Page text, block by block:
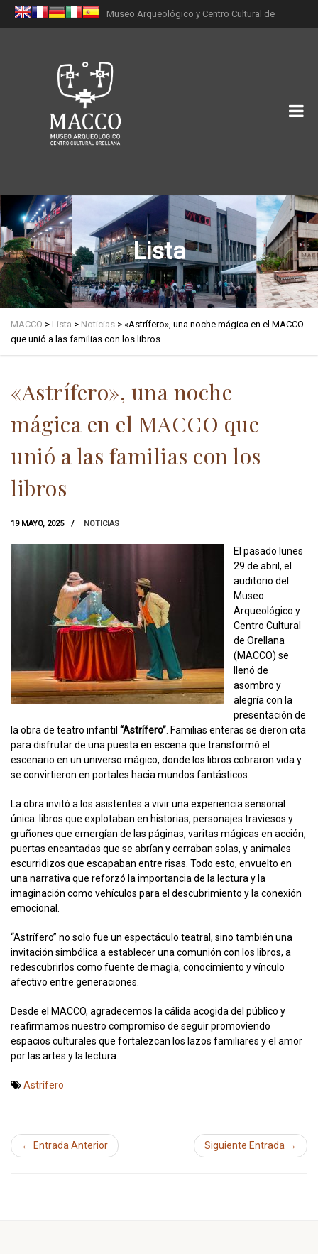
Museo Arqueológico y Centro Cultural de
Lista
MACCO > Lista > Noticias > «Astrífero», una noche mágica en el MACCO
que unió a las familias con los libros
«Astrífero», una noche
mágica en el MACCO que
unió a las familias con los
libros
19 MAYO, 2025 NOTICIAS
El pasado lunes
29 de abril, el
auditorio del
Museo
Arqueológico y
Centro Cultural
de Orellana
(MACCO) se
llenó de
asombro y
alegría con la
presentación de
la obra de teatro infantil “Astrífero” . Familias enteras se dieron cita
para disfrutar de una puesta en escena que transformó el
escenario en un universo mágico, donde los libros cobraron vida y
se convirtieron en portales hacia mundos fantásticos.
La obra invitó a los asistentes a vivir una experiencia sensorial
única: libros que explotaban en historias, personajes traviesos y
gruñones que emergían de las páginas, varitas mágicas en acción,
puertas encantadas que se abrían y cerraban solas, y animales
escurridizos que escapaban entre risas. Todo esto, envuelto en
una narrativa que reforzó la importancia de la lectura y la
imaginación como vehículos para el descubrimiento y la conexión
emocional.
“Astrífero” no solo fue un espectáculo teatral, sino también una
invitación simbólica a establecer una comunión con los libros, a
redescubrirlos como fuente de magia, conocimiento y vínculo
afectivo entre generaciones.
Desde el MACCO, agradecemos la cálida acogida del público y
reafirmamos nuestro compromiso de seguir promoviendo
espacios culturales que fortalezcan los lazos familiares y el amor
por las artes y la lectura.
Astrífero
← Entrada Anterior Siguiente Entrada →